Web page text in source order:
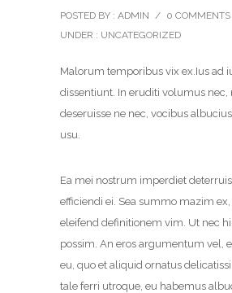
POSTED BY : ADMIN / 0 COMMENTS
UNDER : UNCATEGORIZED
Malorum temporibus vix ex.Ius ad
dissentiunt. In eruditi volumus
deseruisse ne nec, vocibus
usu.
Ea mei nostrum imperdiet
efficiendi ei. Sea summo mazim
eleifend definitionem vim. Ut nec
possim. An eros argumentum vel,
eu, quo et aliquid ornatus
tale ferri utroque, eu habemus